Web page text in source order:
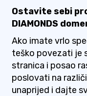
Ostavite sebi
DIAMONDS
Ako imate vrlo
teško povezati je
stranica i posao
poslovati na
unaprijed i dajte